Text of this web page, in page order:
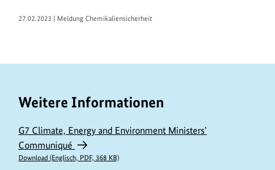
27.02.2023 | Meldung Chemikaliensicherheit
Weitere Informationen
G7 Climate, Energy and Environment Ministers’
Communiqué
Download (Englisch, PDF, 368 KB)